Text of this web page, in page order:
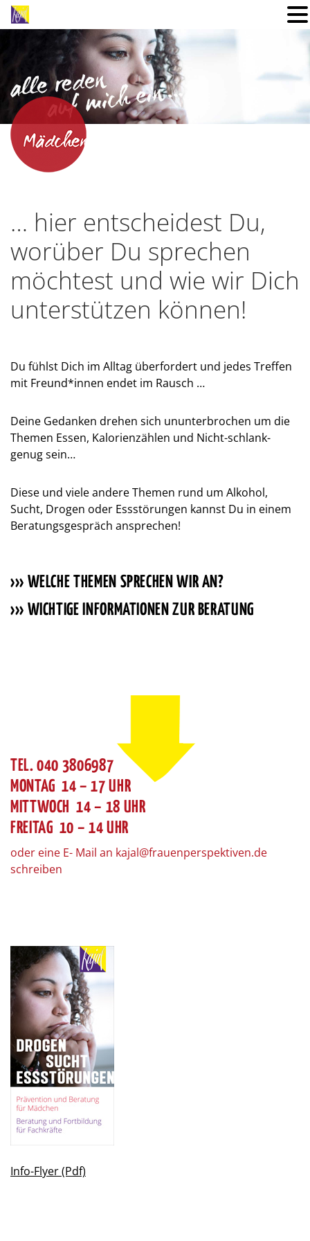
… hier entscheidest Du,
worüber Du sprechen
möchtest und wie wir Dich
unterstützen können!
Du fühlst Dich im Alltag überfordert und jedes Treffen
mit Freund*innen endet im Rausch …
Deine Gedanken drehen sich ununterbrochen um die
Themen Essen, Kalorienzählen und Nicht-schlank-
genug sein…
Diese und viele andere Themen rund um Alkohol,
Sucht, Drogen oder Essstörungen kannst Du in einem
Beratungsgespräch ansprechen!
WELCHE THEMEN SPRECHEN WIR AN?
WICHTIGE INFORMATIONEN ZUR BERATUNG
TEL. 040 3806987
MONTAG 14 – 17 UHR
MITTWOCH 14 – 18 UHR
FREITAG 10 – 14 UHR
oder eine E- Mail an kajal@frauenperspektiven.de
schreiben
Info-Flyer (Pdf)